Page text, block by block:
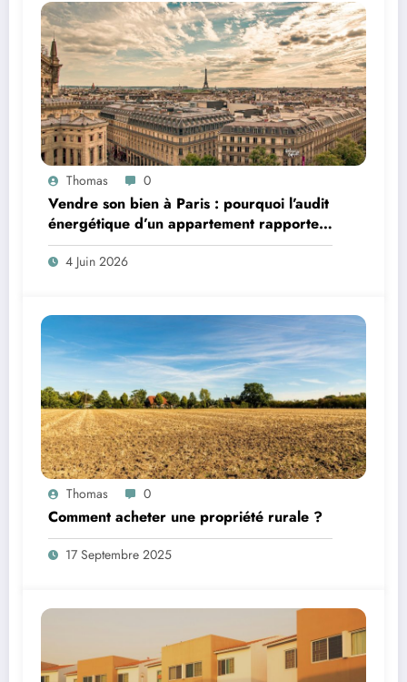
Thomas 0
Vendre son bien à Paris : pourquoi l’audit
énergétique d’un appartement rapporte
plus que le Home Staging
4 Juin 2026
Thomas 0
Comment acheter une propriété rurale ?
17 Septembre 2025